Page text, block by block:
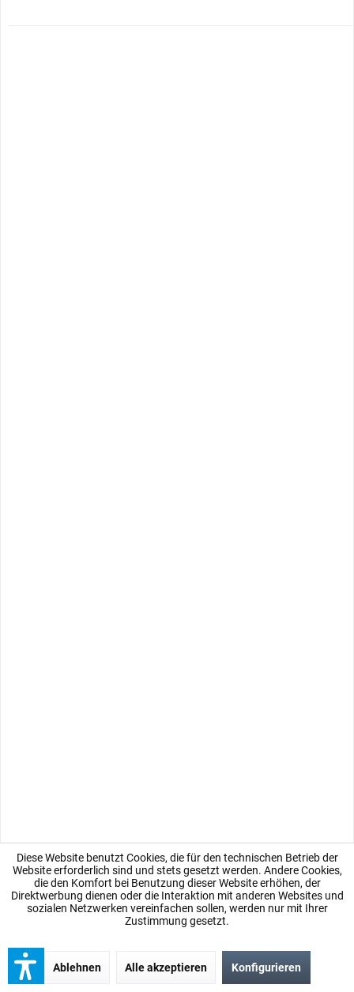
Merken
Diese Website benutzt Cookies, die für den technischen Betrieb der
Website erforderlich sind und stets gesetzt werden. Andere Cookies,
die den Komfort bei Benutzung dieser Website erhöhen, der
Direktwerbung dienen oder die Interaktion mit anderen Websites und
sozialen Netzwerken vereinfachen sollen, werden nur mit Ihrer
Zustimmung gesetzt.
Ablehnen Alle akzeptieren Konfigurieren